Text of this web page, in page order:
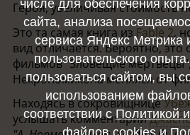
Героя, увеличивая стоимость
Это та самая книга изFable 2,
вид отличается. Вероятно, это
фильмов "Зловещие
Некрономикона менялся от
Находясь в сокровищнице
услышать комментарий
числе для обеспечения
сайта, анализа
сервиса Яндекс Метрика
пользовательского
пользоваться сайтом, вы
использованием
соответствии сПолитикой
файлов cookies и